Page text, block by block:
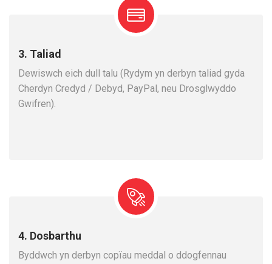
3. Taliad
Dewiswch eich dull talu (Rydym yn derbyn taliad gyda
Cherdyn Credyd / Debyd, PayPal, neu Drosglwyddo
Gwifren).
4. Dosbarthu
Byddwch yn derbyn copïau meddal o ddogfennau